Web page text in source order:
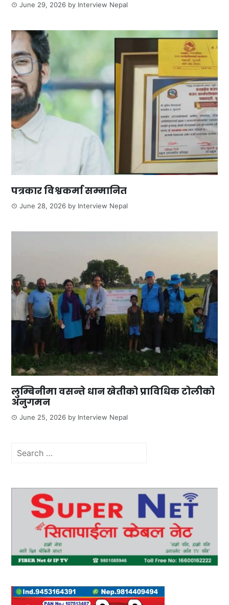
June 29, 2026 by Interview Nepal
पत्रकार विश्वकर्मा सम्मानित
June 28, 2026 by Interview Nepal
लुम्बिनीमा वसन्ते धान खेतीको प्राविधिक टोलीको
अनुगमन
June 25, 2026 by Interview Nepal
Search